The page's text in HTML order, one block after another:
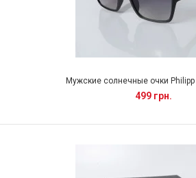
Мужские солнечные очки Philipp
499 грн.